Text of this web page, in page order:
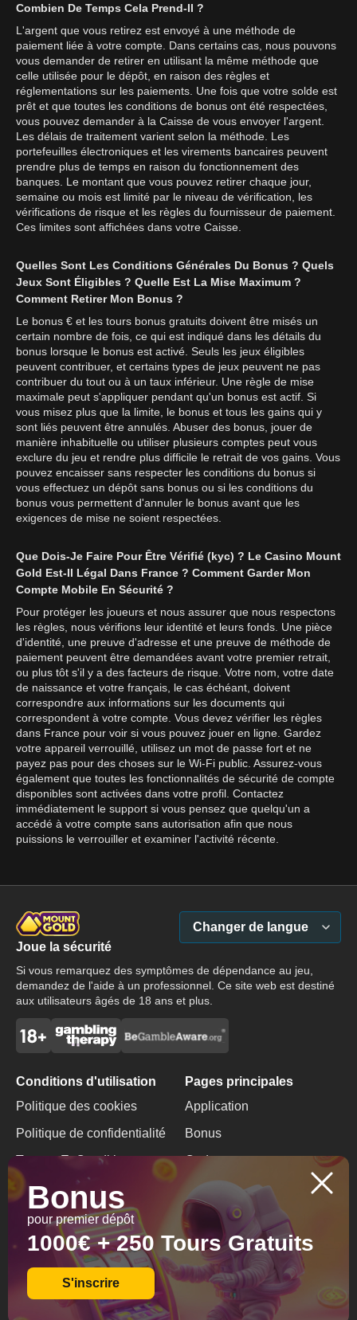
Combien De Temps Cela Prend-Il ?
L'argent que vous retirez est envoyé à une méthode de
paiement liée à votre compte. Dans certains cas, nous pouvons
vous demander de retirer en utilisant la même méthode que
celle utilisée pour le dépôt, en raison des règles et
réglementations sur les paiements. Une fois que votre solde est
prêt et que toutes les conditions de bonus ont été respectées,
vous pouvez demander à la Caisse de vous envoyer l'argent.
Les délais de traitement varient selon la méthode. Les
portefeuilles électroniques et les virements bancaires peuvent
prendre plus de temps en raison du fonctionnement des
banques. Le montant que vous pouvez retirer chaque jour,
semaine ou mois est limité par le niveau de vérification, les
vérifications de risque et les règles du fournisseur de paiement.
Ces limites sont affichées dans votre Caisse.
Quelles Sont Les Conditions Générales Du Bonus ? Quels
Jeux Sont Éligibles ? Quelle Est La Mise Maximum ?
Comment Retirer Mon Bonus ?
Le bonus € et les tours bonus gratuits doivent être misés un
certain nombre de fois, ce qui est indiqué dans les détails du
bonus lorsque le bonus est activé. Seuls les jeux éligibles
peuvent contribuer, et certains types de jeux peuvent ne pas
contribuer du tout ou à un taux inférieur. Une règle de mise
maximale peut s'appliquer pendant qu'un bonus est actif. Si
vous misez plus que la limite, le bonus et tous les gains qui y
sont liés peuvent être annulés. Abuser des bonus, jouer de
manière inhabituelle ou utiliser plusieurs comptes peut vous
exclure du jeu et rendre plus difficile le retrait de vos gains. Vous
pouvez encaisser sans respecter les conditions du bonus si
vous effectuez un dépôt sans bonus ou si les conditions du
bonus vous permettent d'annuler le bonus avant que les
exigences de mise ne soient respectées.
Que Dois-Je Faire Pour Être Vérifié (kyc) ? Le Casino Mount
Gold Est-Il Légal Dans France ? Comment Garder Mon
Compte Mobile En Sécurité ?
Pour protéger les joueurs et nous assurer que nous respectons
les règles, nous vérifions leur identité et leurs fonds. Une pièce
d'identité, une preuve d'adresse et une preuve de méthode de
paiement peuvent être demandées avant votre premier retrait,
ou plus tôt s'il y a des facteurs de risque. Votre nom, votre date
de naissance et votre français, le cas échéant, doivent
correspondre aux informations sur les documents qui
correspondent à votre compte. Vous devez vérifier les règles
dans France pour voir si vous pouvez jouer en ligne. Gardez
votre appareil verrouillé, utilisez un mot de passe fort et ne
payez pas pour des choses sur le Wi-Fi public. Assurez-vous
également que toutes les fonctionnalités de sécurité de compte
disponibles sont activées dans votre profil. Contactez
immédiatement le support si vous pensez que quelqu'un a
accédé à votre compte sans autorisation afin que nous
puissions le verrouiller et examiner l'activité récente.
Bonus
pour premier dépôt
1000€ + 250 Tours Gratuits
S'inscrire
Joue la sécurité
Si vous remarquez des symptômes de dépendance au jeu,
demandez de l'aide à un professionnel. Ce site web est destiné
aux utilisateurs âgés de 18 ans et plus.
Changer de langue
Conditions d'utilisation
Politique des cookies
Politique de confidentialité
Termes Et Conditions
Jeu responsable
Pages principales
Application
Bonus
Code promo
Bonus sans dépôt
Contacts
+356 85 824262
info@mountgold.org
© 2026 All Rights
Reserved.